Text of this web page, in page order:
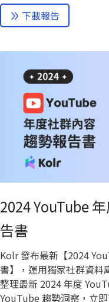
下載報告
2024 YouTube
告書
Kolr 發布最新【2024
書】，運用獨家社群資料
整理最新 2024 年度
YouTube 趨勢洞察，立